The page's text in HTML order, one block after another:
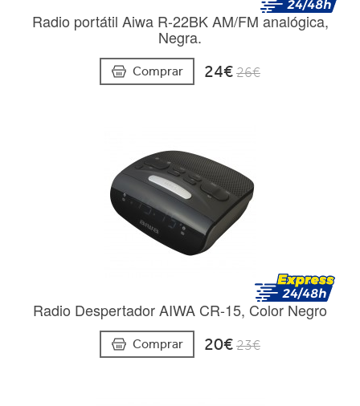
Radio portátil Aiwa R-22BK AM/FM analógica,
Negra.
Comprar 24€26€
Radio Despertador AIWA CR-15, Color Negro
Comprar 20€23€